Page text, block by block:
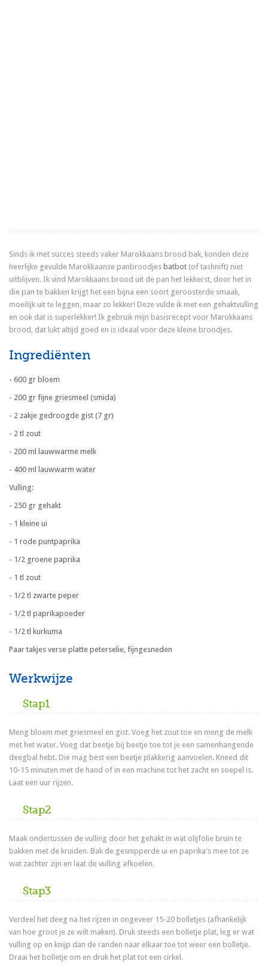
Sinds ik met succes steeds vaker Marokkaans brood bak, konden deze
heerlijke gevulde Marokkaanse panbroodjesbatbot (of tashnift) niet
uitblijven. Ik vind Marokkaans brood uit de pan het lekkerst, door het in
die pan te bakken krijgt het een bijna een soort geroosterde smaak,
moeilijk uit te leggen, maar zo lekker! Deze vulde ik met een gehaktvulling
en ook dat is superlekker! Ik gebruik mijn basisrecept voor Marokkaans
brood, dat lukt altijd goed en is ideaal voor deze kleine broodjes.
Ingrediënten
- 600 gr bloem
- 200 gr fijne griesmeel (smida)
- 2 zakje gedroogde gist (7 gr)
- 2 tl zout
- 200 ml lauwwarme melk
- 400 ml lauwwarm water
Vulling:
- 250 gr gehakt
- 1 kleine ui
- 1 rode puntpaprika
- 1/2 groene paprika
- 1 tl zout
- 1/2 tl zwarte peper
- 1/2 tl paprikapoeder
- 1/2 tl kurkuma
Paar takjes verse platte peterselie, fijngesneden
Werkwijze
Stap1
Meng bloem met griesmeel en gist. Voeg het zout toe en meng de melk
met het water. Voeg dat beetje bij beetje toe tot je een samenhangende
deegbal hebt. Die mag best een beetje plakkerig aanvoelen. Kneed dit
10-15 minuten met de hand of in een machine tot het zacht en soepel is.
Laat een uur rijzen.
Stap2
Maak ondertussen de vulling door het gehakt in wat olijfolie bruin te
bakken met de kruiden. Bak de gesnipperde ui en paprika's mee tot ze
wat zachter zijn en laat de vulling afkoelen.
Stap3
Verdeel het deeg na het rijzen in ongeveer 15-20 bolletjes (afhankelijk
van hoe groot je ze wilt maken). Druk steeds een bolletje plat, leg er wat
vulling op en knijp dan de randen naar elkaar toe tot weer een bolletje.
Draai het bolletje om en druk het plat tot een cirkel.